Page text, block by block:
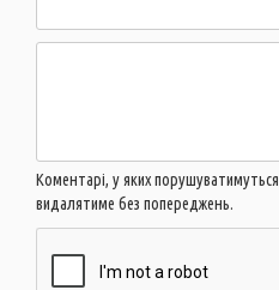
Коментарі, у яких порушуватимуться
видалятиме без попереджень.